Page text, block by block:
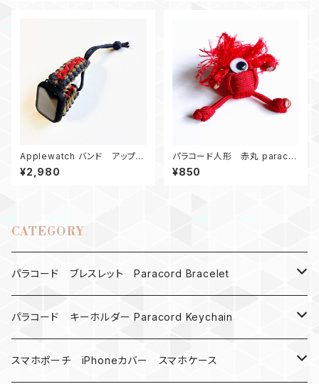
Applewatch バンド アップル
ウォッチバンド44_パラコード_エ
ンドレス滝_ネイビー
¥2,980
パラコード人形 赤丸 paracor
d
¥850
CATEGORY
パラコード ブレスレット Paracord Bracelet
MAD MAX
バックル
パラコード キーホルダー Paracord Keychain
ハロウィン
スマホポーチ iPhoneカバー スマホケース